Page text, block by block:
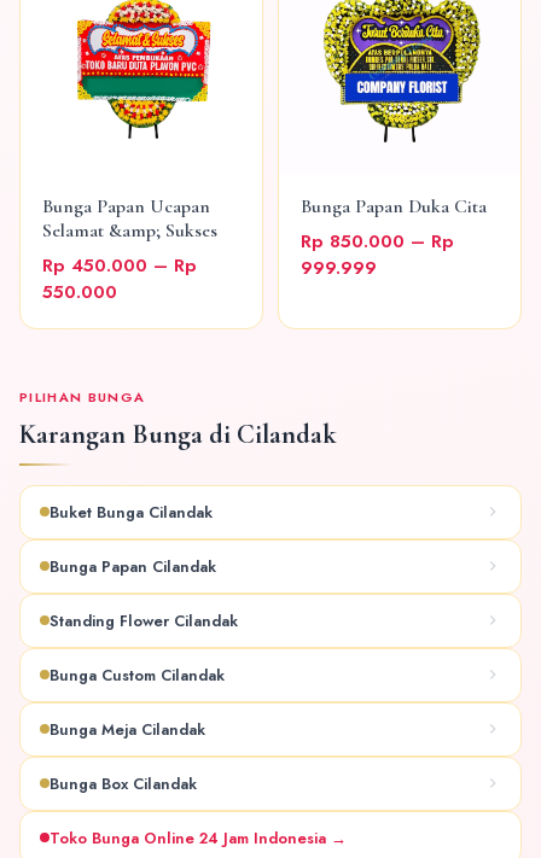
Bunga Papan Ucapan
Selamat &amp; Sukses
Rp 450.000 – Rp
550.000
Bunga Papan Duka Cita
Rp 850.000 – Rp
999.999
PILIHAN BUNGA
Karangan Bunga di Cilandak
Buket Bunga Cilandak
Bunga Papan Cilandak
Standing Flower Cilandak
Bunga Custom Cilandak
Bunga Meja Cilandak
Bunga Box Cilandak
Toko Bunga Online 24 Jam Indonesia →